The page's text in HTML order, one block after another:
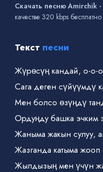
Скачать песню Amirchik
качестве 320 kbps бесплатно
Текст песни
Жүрөсүң кандай, о-о-о
Сага деген сүйүүмдү
Мен болсо өзүңдү
Ордуңду башка эчким
Жаныма жакын сулуу,
Жазганда катыма
Жылдызың мен үчүн